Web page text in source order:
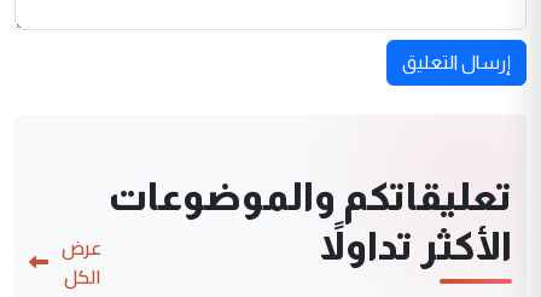
إرسال التعليق
تعليقاتكم والموضوعات
الأكثر تداولاً
عرض
الكل